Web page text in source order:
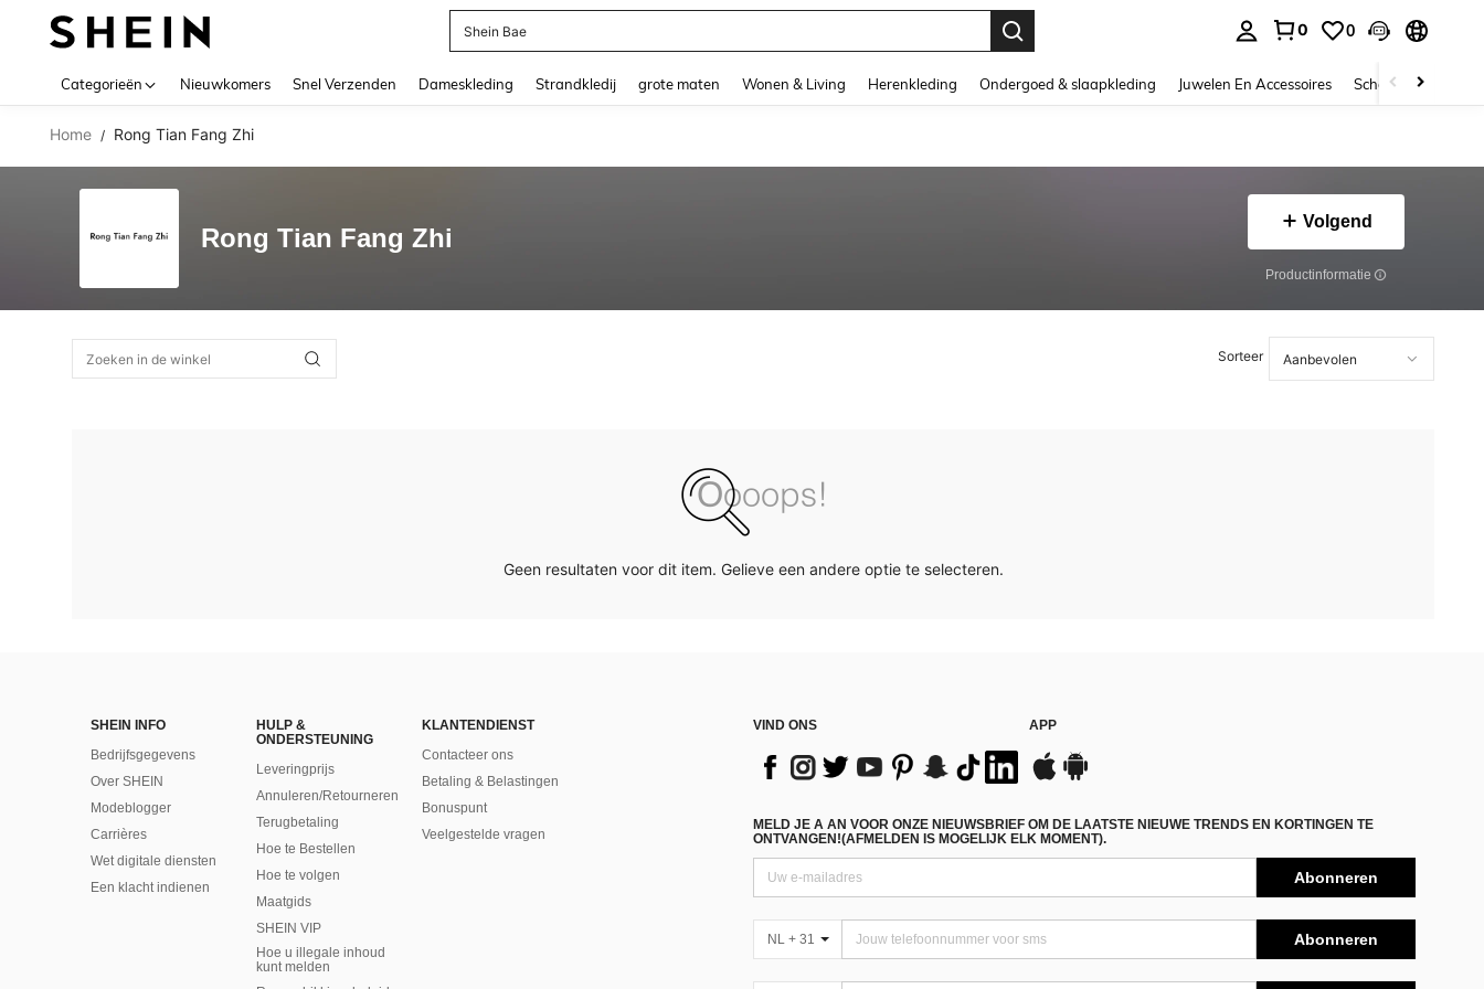
Shein Bae
0 0
Categorieën Nieuwkomers Snel Verzenden Dameskleding Strandkledij grote maten Wonen & Living Herenkleding Ondergoed & slaapkleding Juwelen En Accessoires Schoonheid &
Home / Rong Tian Fang Zhi
Rong Tian Fang Zhi
Volgend
Productinformatie
Sorteer
Geen resultaten voor dit item. Gelieve een andere optie te selecteren.
SHEIN INFO
Bedrijfsgegevens
Over SHEIN
Modeblogger
Carrières
Wet digitale diensten
Een klacht indienen
HULP &
ONDERSTEUNING
Leveringprijs
Annuleren/Retourneren
Terugbetaling
Hoe te Bestellen
Hoe te volgen
Maatgids
SHEIN VIP
Hoe u illegale inhoud
kunt melden
KLANTENDIENST
Contacteer ons
Betaling & Belastingen
Bonuspunt
Veelgestelde vragen
VIND ONS APP
MELD JE A AN VOOR ONZE NIEUWSBRIEF OM DE LAATSTE NIEUWE TRENDS EN KORTINGEN TE
ONTVANGEN!(AFMELDEN IS MOGELIJK ELK MOMENT).
Abonneren
NL + 31 Abonneren